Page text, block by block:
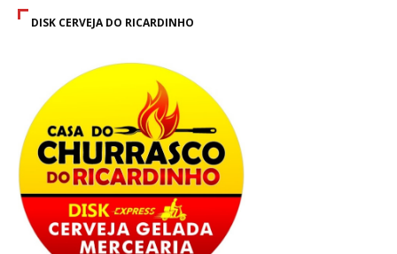
DISK CERVEJA DO RICARDINHO